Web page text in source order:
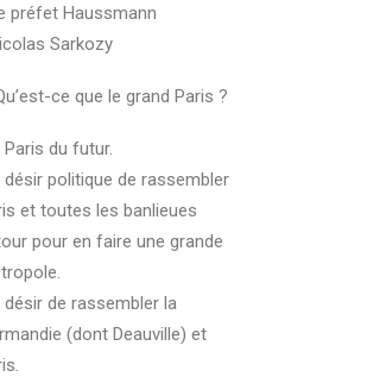
préfet Haussmann
Sarkozy
ce que le grand Paris ?
Paris du futur.
désir politique de rassembler
et toutes les banlieues
pour en faire une grande
désir de rassembler la
(dont Deauville) et